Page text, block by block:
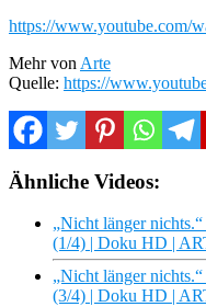
https://www.youtube.com/
Mehr von Arte
Quelle: https://
Ähnliche Videos:
„Nicht länger
(1/4) | Doku HD |
„Nicht länger
(3/4) | Doku HD |